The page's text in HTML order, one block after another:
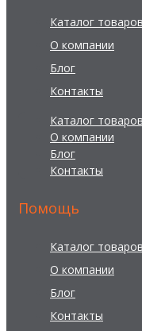
Каталог товаров
О компании
Блог
Контакты
Каталог товаров
О компании
Блог
Контакты
Помощь
Каталог товаров
О компании
Блог
Контакты